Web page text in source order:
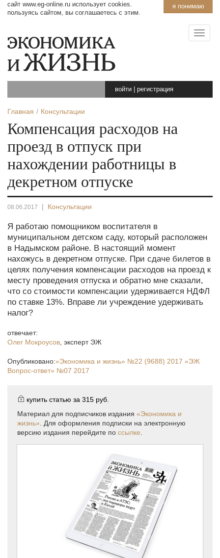
я понимаю
сайт www.eg-online.ru использует cookies.
пользуясь сайтом, вы соглашаетесь с этим.
войти регистрация
Главная Консультации
Компенсация расходов на
проезд в отпуск при
нахождении работницы в
декретном отпуске
08.06.2017 | Консультации
Я работаю помощником воспитателя в
муниципальном детском саду, который расположен
в Надымском районе. В настоящий момент
нахожусь в декретном отпуске. При сдаче билетов в
целях получения компенсации расходов на проезд к
месту проведения отпуска и обратно мне сказали,
что со стоимости компенсации удерживается НДФЛ
по ставке 13%. Вправе ли учреждение удерживать
налог?
отвечает:
Олег Мокроусов эксперт ЭЖ
Опубликовано:«Экономика и жизнь» №22 (9688) 2017 «ЭЖ
Вопрос-ответ» №07 2017
купить статью за 315 руб.
Материал для подписчиков издания «Экономика и
жизнь» . Для оформления подписки на электронную
версию издания перейдите по ссылке